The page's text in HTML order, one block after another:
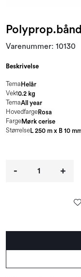
Varenummer: 10130
Beskrivelse
Tema Helår
Vekt0.2 kg
TemaAll year
HovedfargeRosa
FargeMørk cerise
StørrelseL 250 m x B 10
- +